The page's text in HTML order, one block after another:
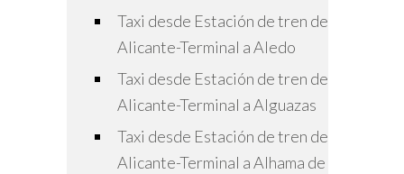
Taxi desde Estación de tren de
Alicante-Terminal a Aledo
Taxi desde Estación de tren de
Alicante-Terminal a Alguazas
Taxi desde Estación de tren de
Alicante-Terminal a Alhama de